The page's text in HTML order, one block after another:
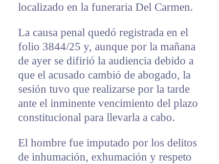
localizado en la funeraria Del Carmen.
La causa penal quedó registrada en el
folio 3844/25 y, aunque por la mañana
de ayer se difirió la audiencia debido a
que el acusado cambió de abogado, la
sesión tuvo que realizarse por la tarde
ante el inminente vencimiento del plazo
constitucional para llevarla a cabo.
El hombre fue imputado por los delitos
de inhumación, exhumación y respeto